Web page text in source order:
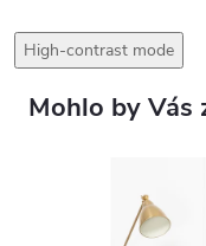
High-contrast mode